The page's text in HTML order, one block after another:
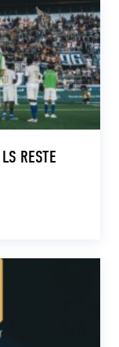
RESTE